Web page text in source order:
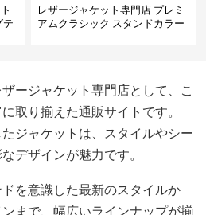
テ
レザージャケット専門店 プレミ
アムクラシック スタンドカラー
ージャケット専門店として、こ
取り揃えた通販サイトです。
ジャケットは、スタイルやシー
デザインが魅力です。
を意識した最新のスタイルか
まで、幅広いラインナップが揃